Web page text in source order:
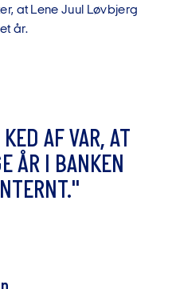
at Lene Juul Løvbjerg
år.
KED AFVAR, AT
EÅR I BANKEN
NTERNT."